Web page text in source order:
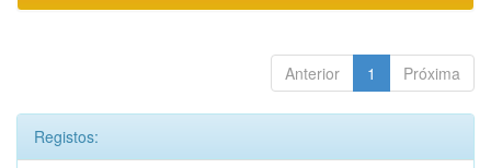
Anterior 1 Próxima
Registos: